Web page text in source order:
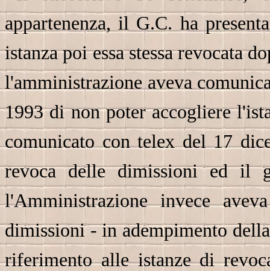
appartenenza, il G.C. ha
istanza poi essa stessa revocata
l'amministrazione aveva
1993 di non poter accogliere
comunicato con telex del 17
revoca delle dimissioni ed il
l'Amministrazione invece
dimissioni - in adempimento
riferimento alle istanze di